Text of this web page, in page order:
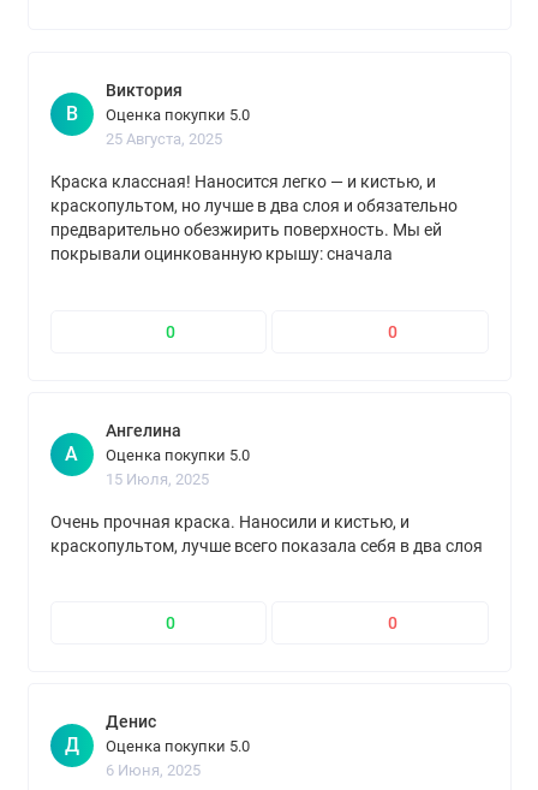
В
Виктория
Оценка покупки 5.0
25 Августа, 2025
Краска классная! Наносится легко — и кистью, и
краскопультом, но лучше в два слоя и обязательно
предварительно обезжирить поверхность. Мы ей
покрывали оцинкованную крышу: сначала
Проверяла отвёрткой — не царапается, держится
0 0
А
Ангелина
Оценка покупки 5.0
15 Июля, 2025
Очень прочная краска. Наносили и кистью, и
краскопультом, лучше всего показала себя в два слоя
0 0
Д
Денис
Оценка покупки 5.0
6 Июня, 2025